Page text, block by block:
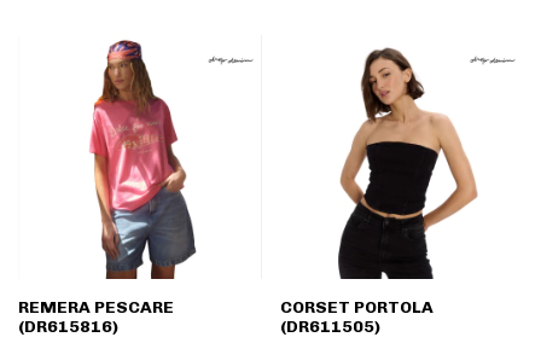
REMERA PESCARE
(DR615816)
CORSET PORTOLA
(DR611505)